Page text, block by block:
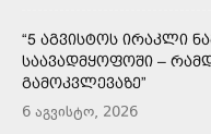
“5 ᲐᲒᲕᲘᲡᲢᲝᲡ ᲘᲠᲐᲙᲚᲘ
ᲡᲐᲐᲕᲐᲓᲛᲧᲝᲤᲝᲨᲘ –
ᲒᲐᲛᲝᲙᲕᲚᲔᲕᲐᲖᲔ”
6 აგვისტო, 2026